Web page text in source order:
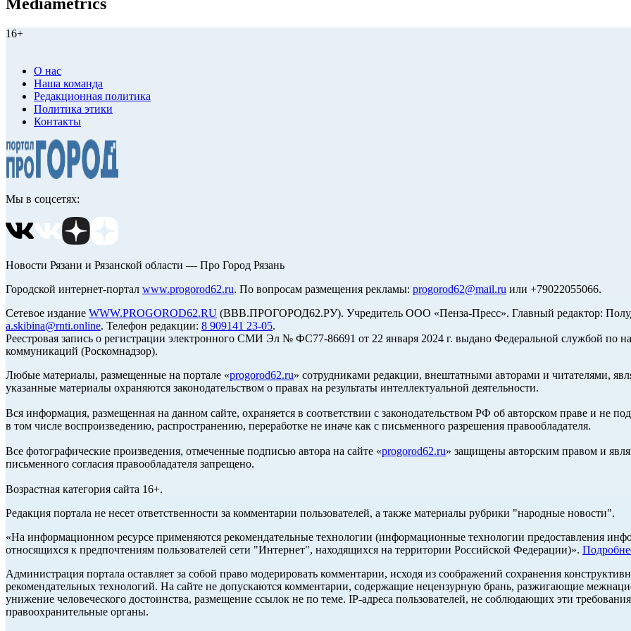
16+
О нас
Наша команда
Редакционная политика
Политика этики
Контакты
Мы в соцсетях:
Новости Рязани и Рязанской области — Про Город Рязань
Городской интернет-портал www.progorod62.ru. По вопросам размещения рекламы: progorod62@mail.ru или +79022055066.
Сетевое издание WWW.PROGOROD62.RU (ВВВ.ПРОГОРОД62.РУ). Учредитель ООО «Пенза-Пресс». Главный редактор:
a.skibina@rnti.online. Телефон редакции: 8 909141 23-05.
Реестровая запись о регистрации электронного СМИ Эл № ФС77-86691 от 22 января 2024 г. выдано Федеральной службой по
коммуникаций (Роскомнадзор).
Любые материалы, размещенные на портале «progorod62.ru» сотрудниками редакции, внештатными авторами и читателями,
указанные материалы охраняются законодательством о правах на результаты интеллектуальной деятельности.
Вся информация, размещенная на данном сайте, охраняется в соответствии с законодательством РФ об авторском праве и не
в том числе воспроизведению, распространению, переработке не иначе как с письменного разрешения правообладателя.
Все фотографические произведения, отмеченные подписью автора на сайте «progorod62.ru» защищены авторским правом и
письменного согласия правообладателя запрещено.
Возрастная категория сайта 16+.
Редакция портала не несет ответственности за комментарии пользователей, а также материалы рубрики "народные новости".
«На информационном ресурсе применяются рекомендательные технологии (информационные технологии предоставления
относящихся к предпочтениям пользователей сети "Интернет", находящихся на территории Российской Федерации)».
Администрация портала оставляет за собой право модерировать комментарии, исходя из соображений сохранения
рекомендательных технологий. На сайте не допускаются комментарии, содержащие нецензурную брань, разжигающие
унижение человеческого достоинства, размещение ссылок не по теме. IP-адреса пользователей, не соблюдающих эти
правоохранительные органы.